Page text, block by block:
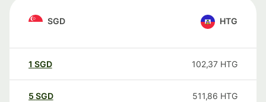
SGD HTG
1 SGD 102,37 HTG
5 SGD 511,86 HTG